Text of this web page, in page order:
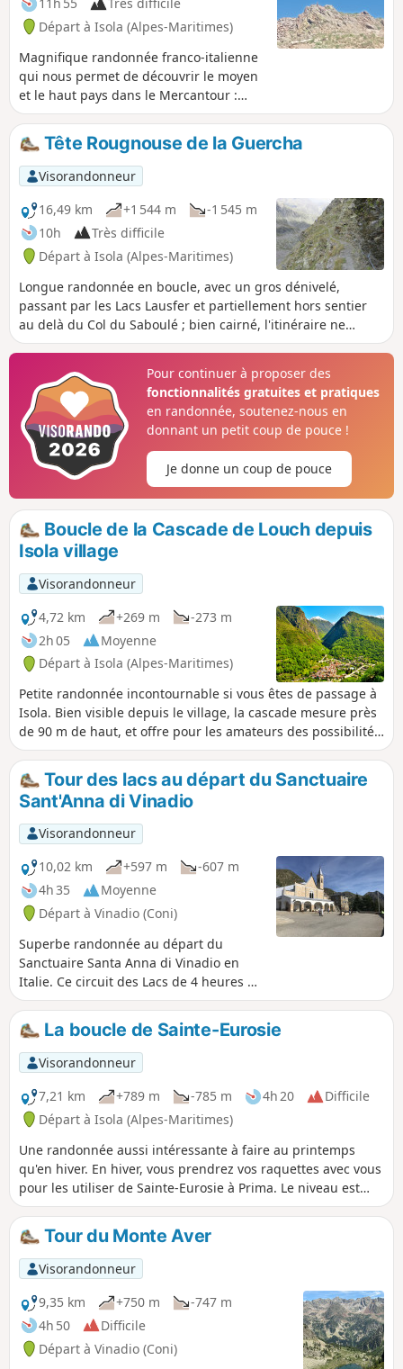
Départ à Isola (Alpes-Maritimes)
Magnifique randonnée franco-italienne
qui nous permet de découvrir le moyen
et le haut pays dans le Mercantour :
pâturages, ongulés, lacs et vues
panoramiques. Cette randonnée avec
un fort dénivelé présente un passage
exposé au vide entre le Pas du Bœuf et
le Col de la Guercha : à déconseiller à
toute personne ayant le vertige ou le
pied pas sûr en montagne.
Tête Rougnouse de la Guercha
Visorandonneur
16,49 km
+1 544 m
-1 545 m
10h
Très difficile
Départ à Isola (Alpes-Maritimes)
Longue randonnée en boucle, avec un gros dénivelé,
passant par les Lacs Lausfer et partiellement hors sentier
au delà du Col du Saboulé ; bien cairné, l'itinéraire ne
présente pas de difficulté de navigation ; mais des
de la Guercha, ainsi que le sentier étroit au delà du Pas du
Bœuf. À déconseiller à celles et ceux qui craignent le
vertige.
Pour continuer à proposer des
fonctionnalités gratuites et pratiques
en randonnée, soutenez-nous en
donnant un petit coup de pouce !
Je donne un coup de pouce
Boucle de la Cascade de Louch depuis
Isola village
Visorandonneur
4,72 km
+269 m
-273 m
2h 05
Moyenne
Départ à Isola (Alpes-Maritimes)
Petite randonnée incontournable si vous êtes de passage à
Isola. Bien visible depuis le village, la cascade mesure près
de 90 m de haut, et offre pour les amateurs des possibilités
de sortie en canyoning. Le chemin est bien indiqué et
correctement aménagé.
Tour des lacs au départ du Sanctuaire
Sant'Anna di Vinadio
Visorandonneur
10,02 km
+597 m
-607 m
4h 35
Moyenne
Départ à Vinadio (Coni)
Superbe randonnée au départ du
Sanctuaire Santa Anna di Vinadio en
Italie. Ce circuit des Lacs de 4 heures de
marche peut s'effectuer dans le sens
horaire ou l'inverse. Voir absolument les
mises en garde sur l'enneigement et le
matériel à emporter au § infos
pratiques.
La boucle de Sainte-Eurosie
Visorandonneur
7,21 km
+789 m -785 m 4h 20
Difficile
Départ à Isola (Alpes-Maritimes)
Une randonnée aussi intéressante à faire au printemps
qu'en hiver. En hiver, vous prendrez vos raquettes avec vous
pour les utiliser de Sainte-Eurosie à Prima. Le niveau est
difficile car il y a 750 m de dénivelé positif (sur les 790 m au
total) sur les trois premiers kilomètres de marche, jusqu'à la
chapelle.
Tour du Monte Aver
Visorandonneur
9,35 km
+750 m
-747 m
4h 50
Difficile
Départ à Vinadio (Coni)